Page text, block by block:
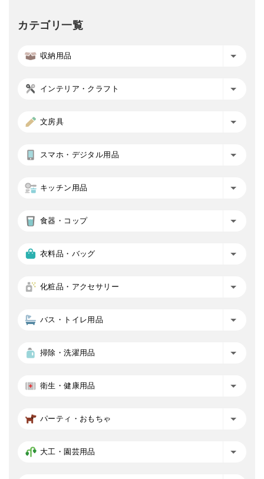
カテゴリ一覧
収納用品
インテリア・クラフト
文房具
スマホ・デジタル用品
キッチン用品
食器・コップ
衣料品・バッグ
化粧品・アクセサリー
バス・トイレ用品
掃除・洗濯用品
衛生・健康用品
パーティ・おもちゃ
大工・園芸用品